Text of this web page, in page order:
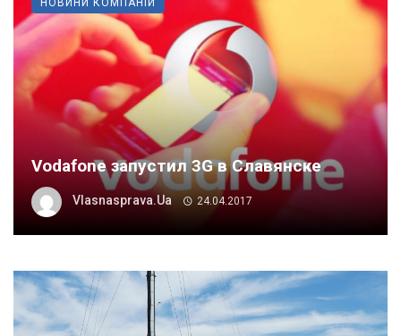
Vodafone запустил 3G в Славянске
Vlasnasprava.ua 24.04.2017